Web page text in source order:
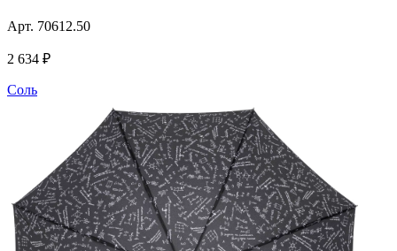
Арт. 70612.50
2 634 ₽
Соль